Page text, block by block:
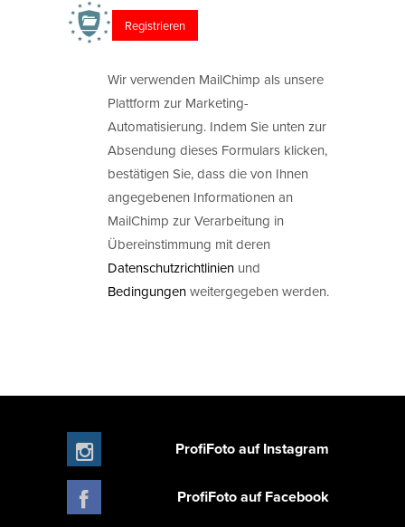
Wir verwenden MailChimp als unsere
Plattform zur Marketing-
Automatisierung. Indem Sie unten zur
Absendung dieses Formulars klicken,
bestätigen Sie, dass die von Ihnen
angegebenen Informationen an
MailChimp zur Verarbeitung in
Übereinstimmung mit deren
Datenschutzrichtlinien und
Bedingungenweitergegeben werden.
ProfiFoto auf Instagram
ProfiFoto auf Facebook